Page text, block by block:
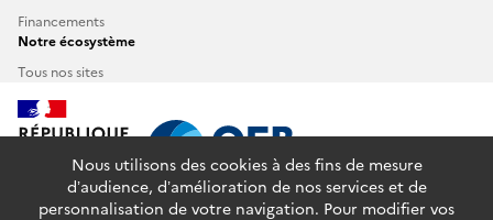
Financements
Notre écosystème
Tous nos sites
Nous utilisons des cookies à des fins de mesure
d’audience, d’amélioration de nos services et de
personnalisation de votre navigation. Pour modifier vos